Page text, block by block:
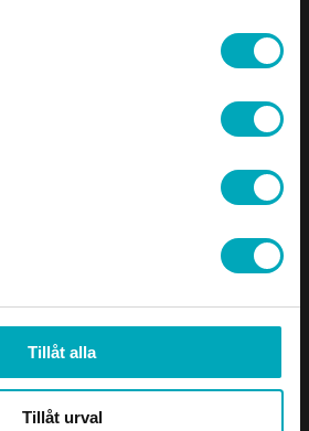
Tillåt alla
Tillåt urval